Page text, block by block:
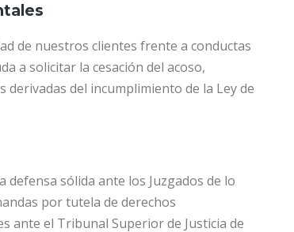
de nuestros clientes frente a conductas
a solicitar la cesación del acoso,
del incumplimiento de la Ley de
sólida ante los Juzgados de lo
por tutela de derechos
ante el Tribunal Superior de Justicia de